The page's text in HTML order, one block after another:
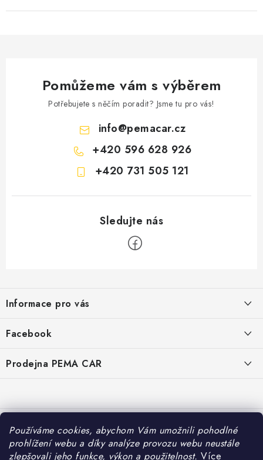
Používáme cookies, abychom Vám umožnili pohodlné
prohlížení webu a díky analýze provozu webu neustále
zlepšovali jeho funkce, výkon a použitelnost. Více
Pomůžeme vám s výběrem
Potřebujete s něčím poradit? Jsme tu pro vás!
info@pemacar.cz
+420 596 628 926
+420 731 505 121
p
a
Informace pro vás
Reklamace
Zásady zpracování osobních údajů
Facebook
Prodejna PEMA CAR
702 00 Moravská Ostrava
Otevírací hodiny: